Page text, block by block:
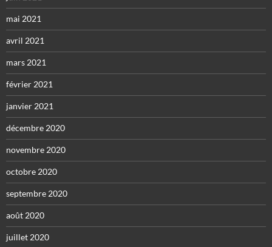
mai 2021
avril 2021
mars 2021
février 2021
janvier 2021
décembre 2020
novembre 2020
octobre 2020
septembre 2020
août 2020
juillet 2020